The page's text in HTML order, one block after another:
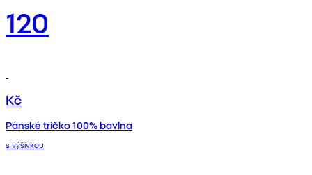
120
Kč
Pánské tričko 100% bavlna
s výšivkou